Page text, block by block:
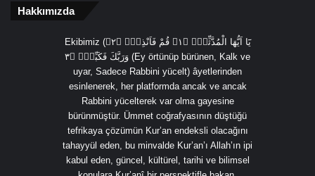
Hakkımızda
Ekibimiz (يَٓا اَيُّهَا الْمُدَّثِّرُۙ ﴿١﴾ قُمْ فَاَنْذِرْۙ ﴿٢﴾
وَرَبَّكَ فَكَبِّرْۙ ﴿٣ (Ey örtünüp bürünen, Kalk ve
uyar, Sadece Rabbini yücelt) âyetlerinden
esinlenerek, her platformda ancak ve ancak
Rabbini yücelterek var olma gayesine
bürünmüştür. Ümmet coğrafyasının düştüğü
tefrikaya çözümün Kur’an endeksli olacağını
tahayyül eden, bu minvalde Kur’an’ı Allah’ın ipi
kabul eden, güncel, kültürel, tarihi ve bilimsel